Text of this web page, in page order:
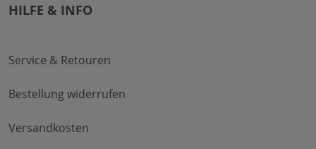
HILFE & INFO
Service & Retouren
Bestellung widerrufen
Versandkosten